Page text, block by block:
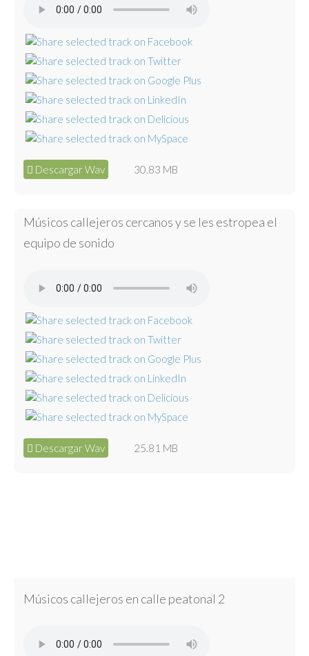
Descargar Wav 30.83 MB
Músicos callejeros cercanos y se les estropea el
equipo de sonido
Descargar Wav 25.81 MB
Músicos callejeros en calle peatonal 2